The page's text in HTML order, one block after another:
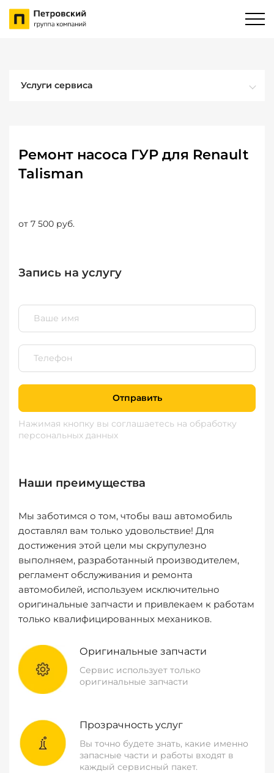
Услуги сервиса
Ремонт насоса ГУР для Renault
Talisman
от 7 500 руб.
Запись на услугу
Отправить
Нажимая кнопку вы соглашаетесь на обработку
персональных данных
Наши преимущества
Мы заботимся о том, чтобы ваш автомобиль
доставлял вам только удовольствие! Для
достижения этой цели мы скрупулезно
выполняем, разработанный производителем,
регламент обслуживания и ремонта
автомобилей, используем исключительно
оригинальные запчасти и привлекаем к работам
только квалифицированных механиков.
Оригинальные запчасти
Сервис использует только
оригинальные запчасти
Прозрачность услуг
Вы точно будете знать, какие именно
запасные части и работы входят в
каждый сервисный пакет.